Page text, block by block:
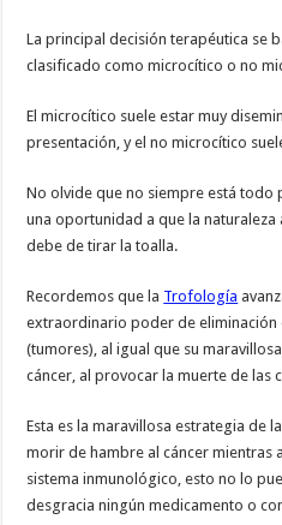
La principal decisión terapéutica se
clasificado como microcítico o no
El microcítico suele estar muy
presentación, y el no microcítico
No olvide que no siempre está todo
una oportunidad a que la naturaleza
debe de tirar la toalla.
Recordemos que la Trofología
extraordinario poder de eliminación
(tumores), al igual que su
cáncer, al provocar la muerte de las
Esta es la maravillosa estrategia de la
morir de hambre al cáncer mientras
sistema inmunológico, esto no lo
desgracia ningún medicamento o